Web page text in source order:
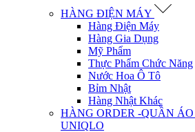
HÀNG ĐIỆN MÁY
Hàng Điện Máy
Hàng Gia Dụng
Mỹ Phẩm
Thực Phẩm Chức Năng
Nước Hoa Ô Tô
Bỉm Nhật
Hàng Nhật Khác
HÀNG ORDER -QUẦN
UNIQLO